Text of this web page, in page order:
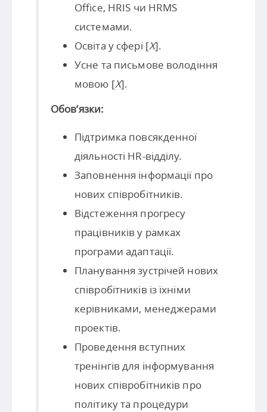
Office, HRIS чи HRMS
системами.
Освіта у сфері [X].
Усне та письмове володіння
мовою [X].
Обов’язки:
Підтримка повсякденної
діяльності HR-відділу.
Заповнення інформації про
нових співробітників.
Відстеження прогресу
працівників у рамках
програми адаптації.
Планування зустрічей нових
співробітників із їхніми
керівниками, менеджерами
проектів.
Проведення вступних
тренінгів для інформування
нових співробітників про
політику та процедури